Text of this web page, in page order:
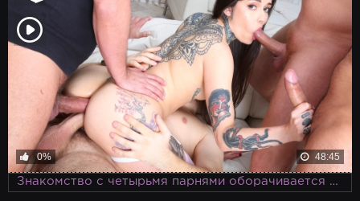
0% 48:45
Знакомство с четырьмя парнями оборачивается крутейшей групповухой